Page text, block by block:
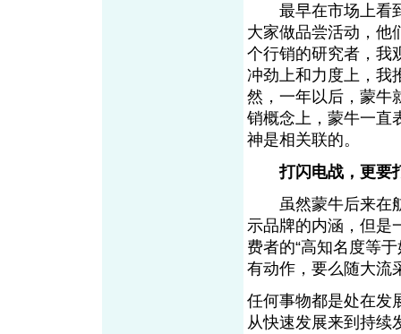
最早在市场上看到
大家做品尝活动，他
个行销的研究者，我
冲劲上和力度上，我
然，一年以后，蒙牛
销概念上，蒙牛一直
神是相关联的。
打闪电战，更要
虽然蒙牛后来在航
示品牌的内涵，但是
费者的“高知名度等
有动作，要么随大流
任何事物都是处在发
从快速发展来到持续